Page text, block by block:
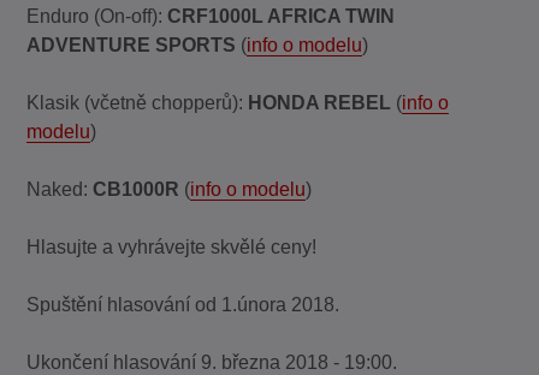
Enduro (On-off):CRF1000L AFRICA TWIN
ADVENTURE SPORTS (info o modelu)
Klasik (včetně chopperů): HONDA REBEL (info o
modelu)
Naked:CB1000R (info o modelu)
Hlasujte a vyhrávejte skvělé ceny!
Spuštění hlasování od 1.února 2018.
Ukončení hlasování 9. března 2018 - 19:00.